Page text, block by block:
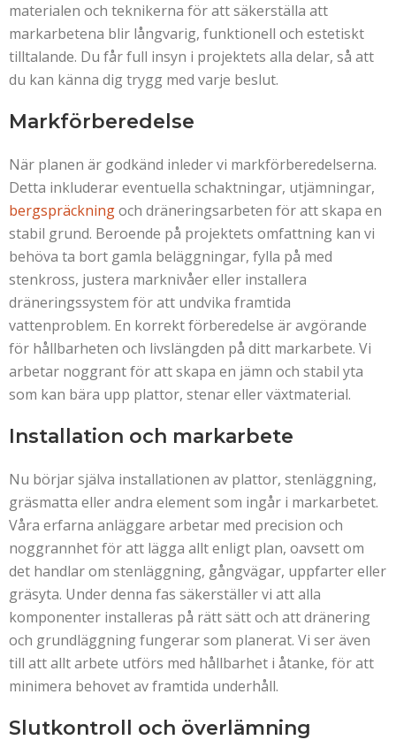
materialen och teknikerna för att säkerställa att
markarbetena blir långvarig, funktionell och estetiskt
tilltalande. Du får full insyn i projektets alla delar, så att
du kan känna dig trygg med varje beslut.
Markförberedelse
När planen är godkänd inleder vi markförberedelserna.
Detta inkluderar eventuella schaktningar, utjämningar,
bergspräckningoch dräneringsarbeten för att skapa en
stabil grund. Beroende på projektets omfattning kan vi
behöva ta bort gamla beläggningar, fylla på med
stenkross, justera marknivåer eller installera
dräneringssystem för att undvika framtida
vattenproblem. En korrekt förberedelse är avgörande
för hållbarheten och livslängden på ditt markarbete. Vi
arbetar noggrant för att skapa en jämn och stabil yta
som kan bära upp plattor, stenar eller växtmaterial.
Installation och markarbete
Nu börjar själva installationen av plattor, stenläggning,
gräsmatta eller andra element som ingår i markarbetet.
Våra erfarna anläggare arbetar med precision och
noggrannhet för att lägga allt enligt plan, oavsett om
det handlar om stenläggning, gångvägar, uppfarter eller
gräsyta. Under denna fas säkerställer vi att alla
komponenter installeras på rätt sätt och att dränering
och grundläggning fungerar som planerat. Vi ser även
till att allt arbete utförs med hållbarhet i åtanke, för att
minimera behovet av framtida underhåll.
Slutkontroll och överlämning